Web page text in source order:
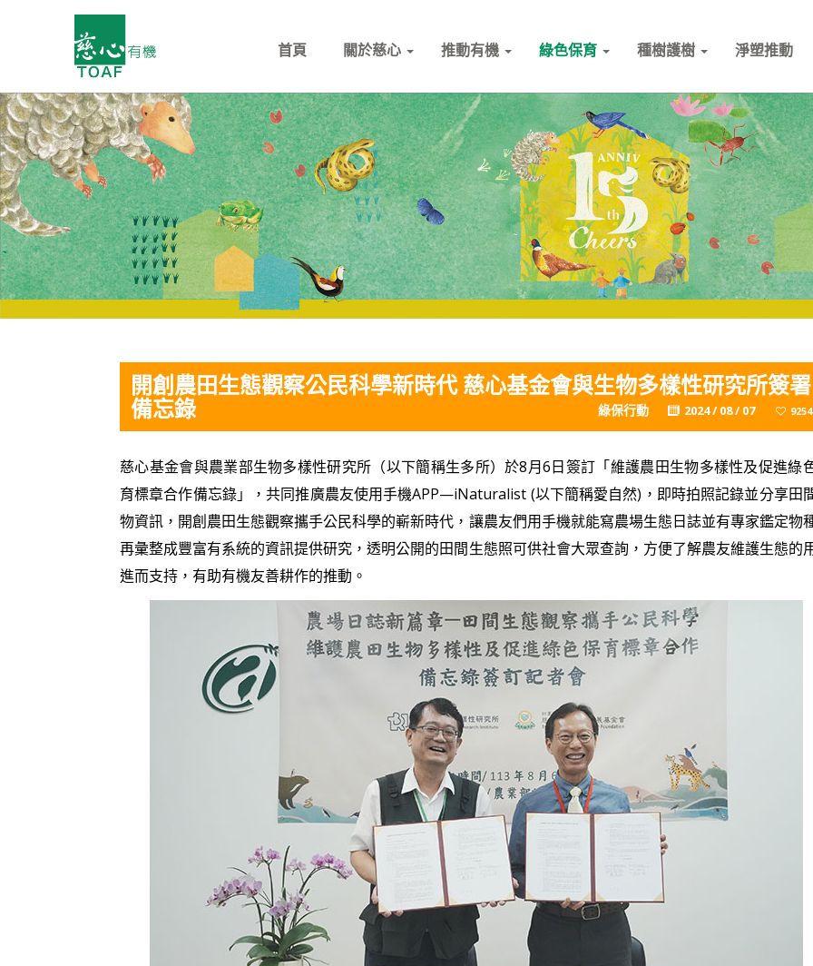
首頁 關於慈心 推動有機 綠色保育 種樹護樹 淨塑推動
開創農田生態觀察公民科學新時代 慈心基金會與生物多樣性研究所簽署
備忘錄 綠保行動 2024 / 08 / 07 9254
慈心基金會與農業部生物多樣性研究所（以下簡稱生多所）於8月6日簽訂「維護農田生物多樣性及促進綠
育標章合作備忘錄」，共同推廣農友使用手機APP—iNaturalist (以下簡稱愛自然)，即時拍照記錄並分享田
物資訊，開創農田生態觀察攜手公民科學的嶄新時代，讓農友們用手機就能寫農場生態日誌並有專家鑑定物
再彙整成豐富有系統的資訊提供研究，透明公開的田間生態照可供社會大眾查詢，方便了解農友維護生態的
進而支持，有助有機友善耕作的推動。